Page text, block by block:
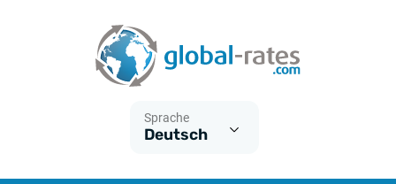
Sprache
Deutsch
Was ist die VPI-Inflation?
Was ist die HVPI-Inflation?
Historische Euribor-Sätze
Historische ESTER-Sätze
Inflationsrechner